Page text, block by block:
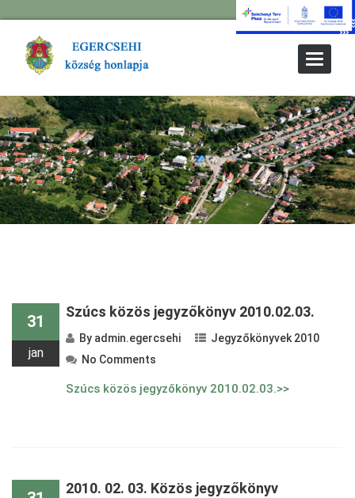
Toggle
31
jan
Szúcs közös jegyzőkönyv 2010.02.03.
By admin.egercsehi
Jegyzőkönyvek 2010
No Comments
Szúcs közös jegyzőkönyv 2010.02.03.>>
2010. 02. 03. Közös jegyzőkönyv